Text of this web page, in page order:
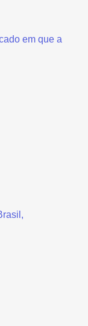
em que a